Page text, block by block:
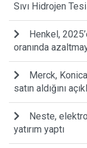
Sıvı Hidrojen
Henkel,
oranında
Merck,
satın aldığını
Neste,
yatırım yaptı